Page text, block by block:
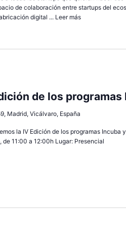
de colaboración entre startups del
digital ... Leer más
de los
Madrid, Vicálvaro, España
la IV Edición de los programas Incuba
11:00 a 12:00h Lugar: Presencial